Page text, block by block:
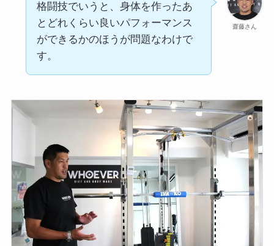
齋藤さん
格闘技でいうと、身体を作ったあ
とどれくらい良いパフォーマンス
ができるかのほうが問題なわけで
す。